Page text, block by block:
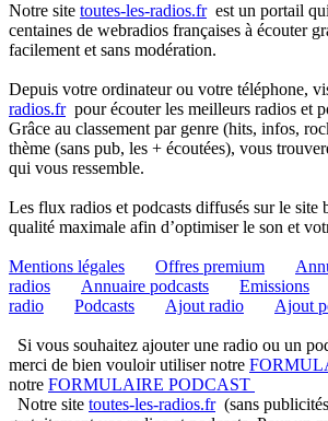
Notre site toutes-les-radios.frest un portail
centaines de webradios françaises à écouter
facilement et sans modération.
Depuis votre ordinateur ou votre téléphone,
radios.frpour écouter les meilleurs radios et
Grâce au classement par genre (hits, infos,
thème (sans pub, les + écoutées), vous
qui vous ressemble.
Les flux radios et podcasts diffusés sur le site
qualité maximale afin d’optimiser le son et
Mentions légales Offres premium
radios
Annuaire podcasts
Emissions
radio
Podcasts Ajout radio Ajout
Si vous souhaitez ajouter une radio ou un
merci de bien vouloir utiliser notre
notre FORMULAIRE PODCAST
Notre site toutes-les-radios.fr(sans